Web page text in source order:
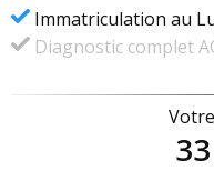
Immatriculation au
Diagnostic complet